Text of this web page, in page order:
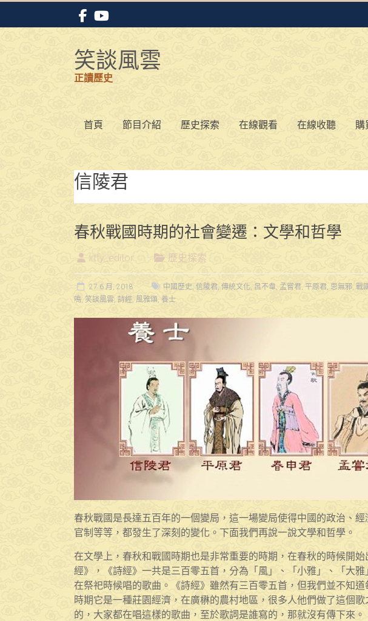
content
笑談風雲
正讀歷史
首頁 節目介紹 歷史探索 在線觀看 在線收聽 購
信陵君
春秋戰國時期的社會變遷：文學和哲學
xtfy_editor 歷史探索
27 6 月, 2018 中國歷史, 信陵君, 傳統文化, 呂不韋, 孟嘗君, 平原君, 思無邪, 戰
鳴, 笑談風雲, 詩經, 風雅頌, 養士
春秋戰國是長達五百年的一個變局，這一場變局使得中國的政治、
官制等等，都發生了深刻的變化。下面我們再說一說文學和哲學。
在文學上，春秋和戰國時期也是非常重要的時期，在春秋的時候開
經》，《詩經》一共是三百零五首，分為「風」、「小雅」、「大
在祭祀時候唱的歌曲。《詩經》雖然有三百零五首，但我們並不知
時期它是一種莊園經濟，在廣楙的農村地區，很多人他們做了這個
的，大家都在唱這樣的歌曲，至於歌詞是誰寫的，那就沒有傳下來。